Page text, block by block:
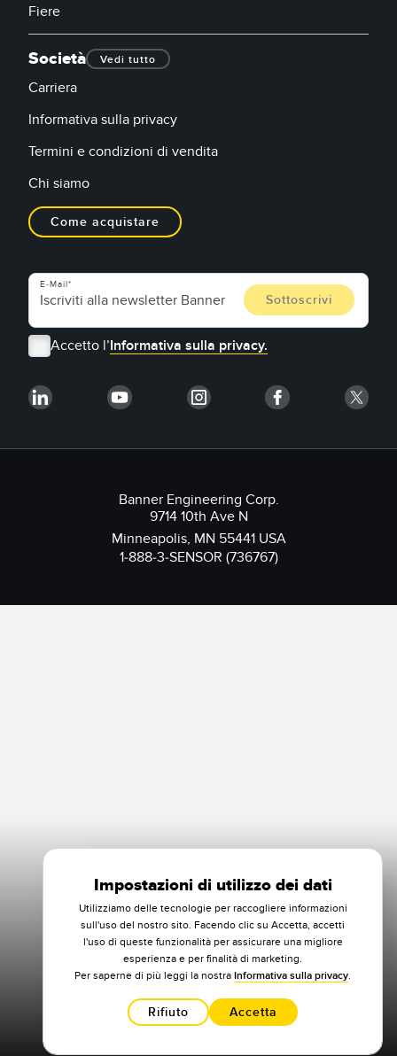
Fiere
Società Vedi tutto
Carriera
Informativa sulla privacy
Termini e condizioni di vendita
Chi siamo
Come acquistare
E-Mail
Accetto l’Informativa sulla privacy.
Banner Engineering Corp.
9714 10th Ave N
Minneapolis, MN 55441 USA
1-888-3-SENSOR (736767)
Impostazioni di utilizzo dei dati
Utilizziamo delle tecnologie per raccogliere informazioni
sull'uso del nostro sito. Facendo clic su Accetta, accetti
l'uso di queste funzionalità per assicurare una migliore
esperienza e per finalità di marketing.
Per saperne di più leggi la nostra Informativa sulla privacy.
Rifiuto Accetta